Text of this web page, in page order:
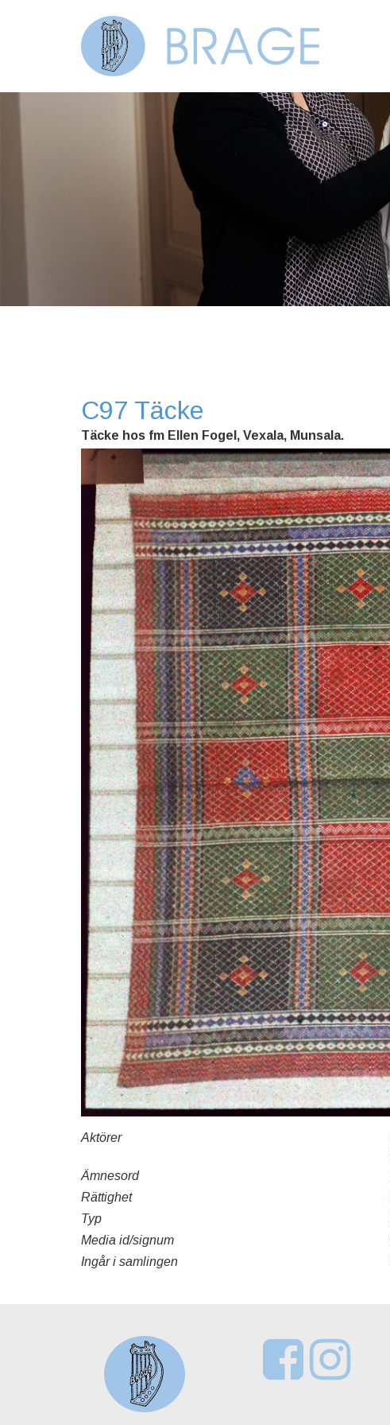
C97 Täcke
Täcke hos fm Ellen Fogel, Vexala, Munsala.
Aktörer
Ämnesord
Rättighet
Typ
Media id/signum
Ingår i samlingen